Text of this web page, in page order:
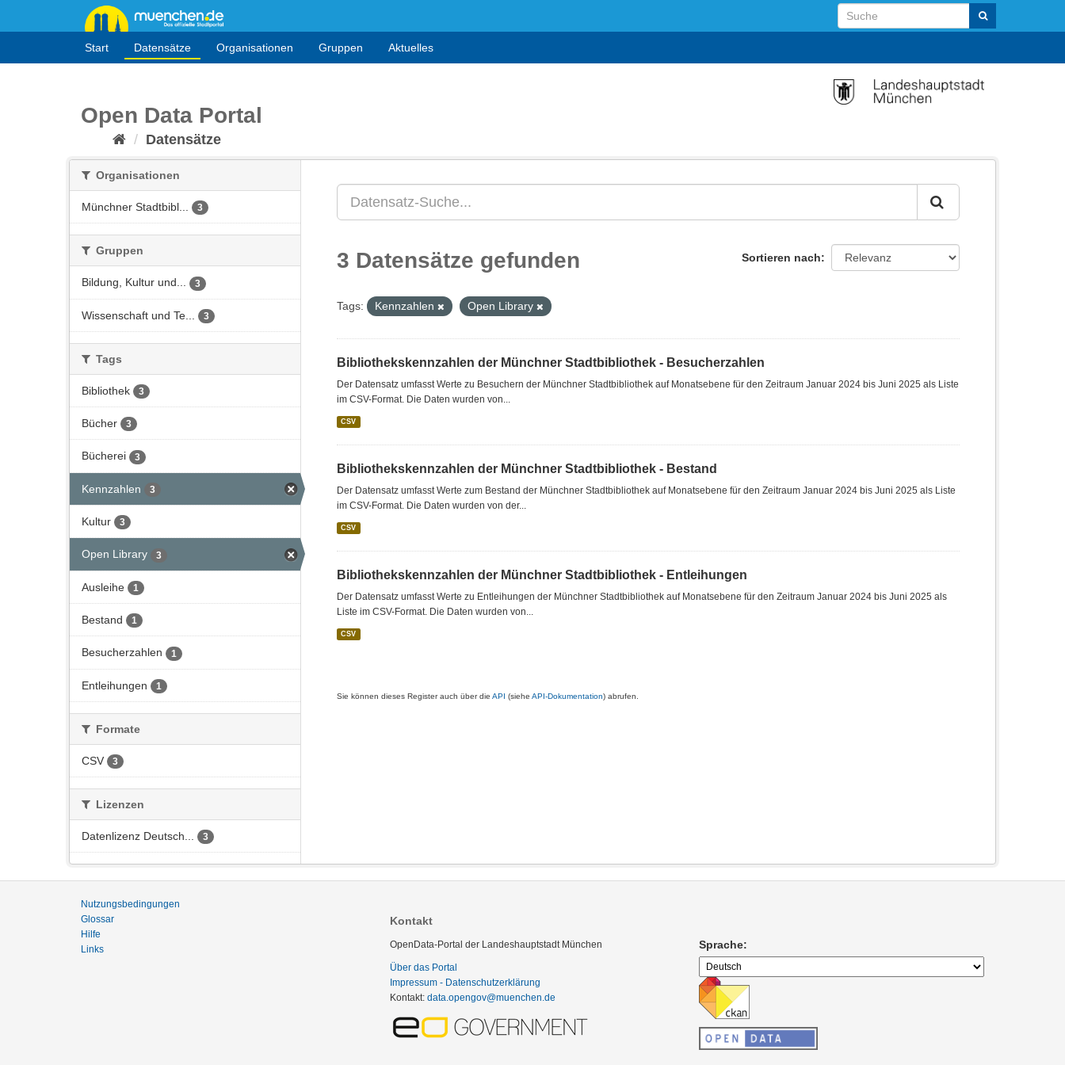
Start Datensätze Organisationen Gruppen Aktuelles
Open Data Portal
Datensätze
Organisationen
Münchner Stadtbibl... 3
Gruppen
Bildung, Kultur und... 3
Wissenschaft und Te... 3
Tags
Bibliothek 3
Bücher 3
Bücherei 3
Kennzahlen 3
Kultur 3
Open Library 3
Ausleihe 1
Bestand 1
Besucherzahlen 1
Entleihungen 1
Formate
CSV 3
Lizenzen
Datenlizenz Deutsch... 3
Sortieren nach
3 Datensätze gefunden
Tags: Kennzahlen Open Library
Bibliothekskennzahlen der Münchner Stadtbibliothek - Besucherzahlen
Der Datensatz umfasst Werte zu Besuchern der Münchner Stadtbibliothek auf Monatsebene für den Zeitraum Januar 2024 bis Juni 2025 als Liste
im CSV-Format. Die Daten wurden von...
CSV
Bibliothekskennzahlen der Münchner Stadtbibliothek - Bestand
Der Datensatz umfasst Werte zum Bestand der Münchner Stadtbibliothek auf Monatsebene für den Zeitraum Januar 2024 bis Juni 2025 als Liste
im CSV-Format. Die Daten wurden von der...
CSV
Bibliothekskennzahlen der Münchner Stadtbibliothek - Entleihungen
Der Datensatz umfasst Werte zu Entleihungen der Münchner Stadtbibliothek auf Monatsebene für den Zeitraum Januar 2024 bis Juni 2025 als
Liste im CSV-Format. Die Daten wurden von...
CSV
Sie können dieses Register auch über die API (siehe API-Dokumentation) abrufen.
Nutzungsbedingungen
Glossar
Hilfe
Links
Kontakt
OpenData-Portal der Landeshauptstadt München
Über das Portal
Impressum - Datenschutzerklärung
Kontakt: data.opengov@muenchen.de
Sprache